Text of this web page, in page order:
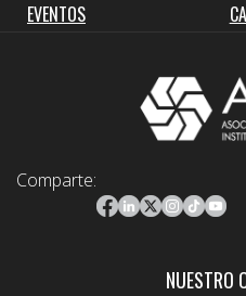
EVENTOS
Comparte:
NUESTRO